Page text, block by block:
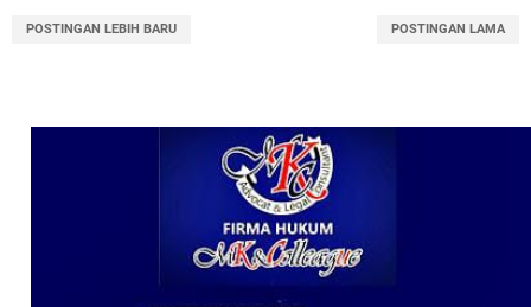
POSTINGAN LEBIH BARU POSTINGAN LAMA